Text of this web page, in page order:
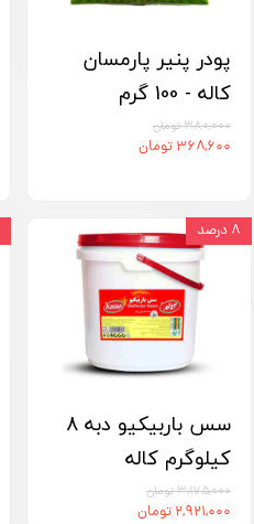
پودر پنیر پارمسان
کاله - 100 گرم
۳۸۰,۰۰۰ تومان
۳۶۸,۶۰۰ تومان
سس باربیکیو دبه 8
کیلوگرم کاله
۳,۱۷۵,۰۰۰ تومان
۲,۹۲۱,۰۰۰ تومان
۸ درصد